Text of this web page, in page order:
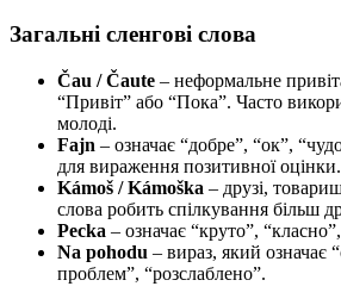
Загальні сленгові слова
Čau / Čaute – неформальне
“Привіт” або “Пока”. Часто
молоді.
Fajn – означає “добре”, “ок”,
для вираження позитивної оцінки.
Kámoš / Kámoška – друзі,
слова робить спілкування більш
Pecka – означає “круто”,
Na pohodu – вираз, який означає
проблем”, “розслаблено”.